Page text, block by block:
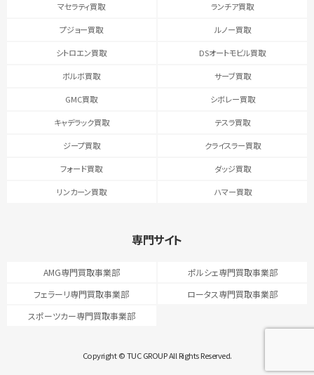
マセラティ買取 ランチア買取
プジョー買取 ルノー買取
シトロエン買取 DSオートモビル買取
ボルボ買取 サーブ買取
GMC買取 シボレー買取
キャデラック買取 テスラ買取
ジープ買取 クライスラー買取
フォード買取 ダッジ買取
リンカーン買取 ハマー買取
専門サイト
AMG専門買取事業部
ポルシェ専門買取事業部
フェラーリ専門買取事業部
ロータス専門買取事業部
スポーツカー専門買取事業部
Copyright © TUC GROUP All Rights Reserved.